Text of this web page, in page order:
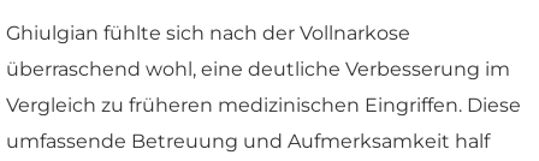
Ghiulgian fühlte sich nach der Vollnarkose
überraschend wohl, eine deutliche Verbesserung im
Vergleich zu früheren medizinischen Eingriffen. Diese
umfassende Betreuung und Aufmerksamkeit half